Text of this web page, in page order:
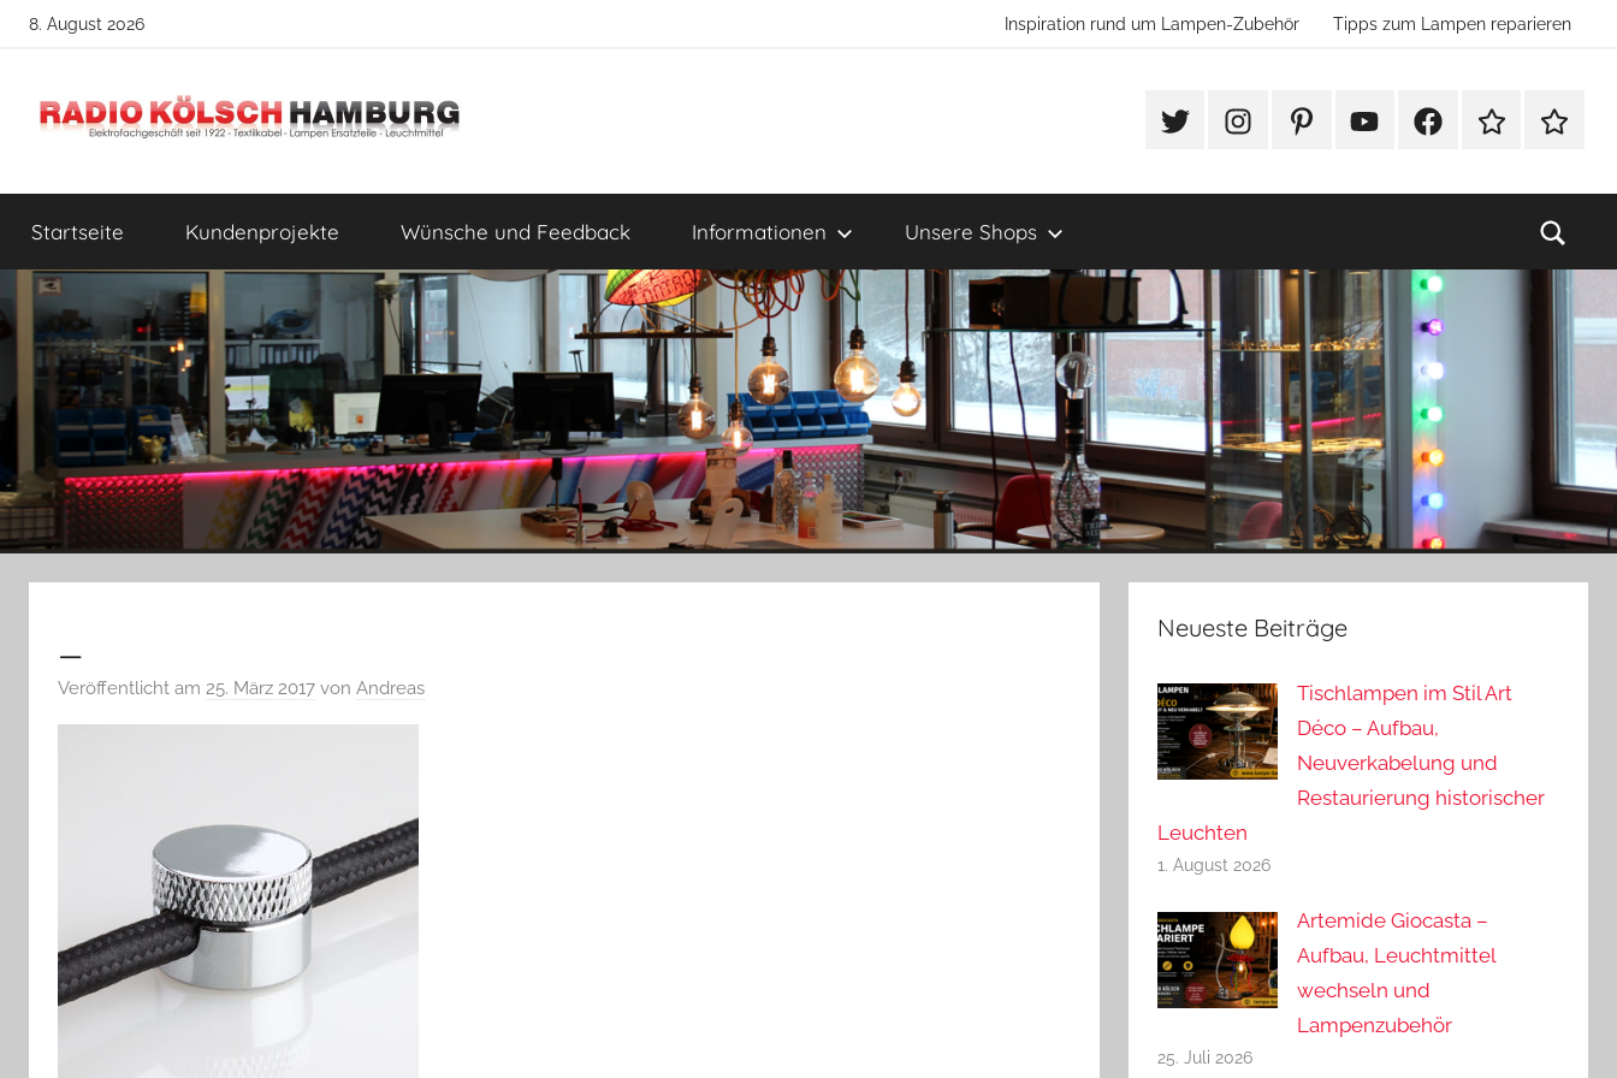
Zum8. August 2026 Inspiration rund um Lampen-Zubehör Tipps zum Lampen reparieren
Radio
Kölsch
Hamburg
Lampenbau
Tipps
#TwitterInstagramPinterestYouTubeFacebook
TikTok
Startseite Kundenprojekte Wünsche und Feedback Informationen Unsere Shops
Veröffentlicht am 25. März 2017 von Andreas
Neueste Beiträge
Tischlampen im Stil Art
Déco – Aufbau,
Neuverkabelung und
Restaurierung historischer
Leuchten
1. August 2026
Artemide Giocasta –
Aufbau, Leuchtmittel
wechseln und
Lampenzubehör
25. Juli 2026